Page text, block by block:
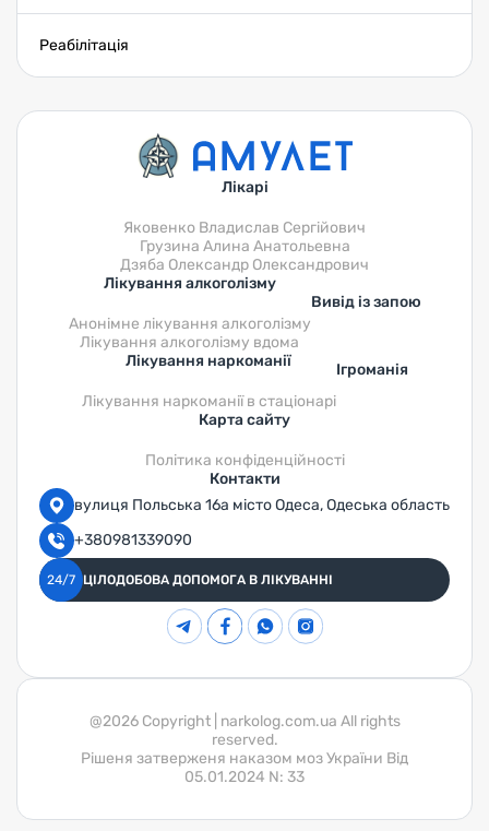
Реабілітація
Лікарі
Яковенко Владислав Сергійович
Грузина Алина Анатольевна
Дзяба Олександр Олександрович
Лікування алкоголізму
Анонімне лікування алкоголізму
Лікування алкоголізму вдома
Вивід із запою
Лікування наркоманії
Лікування наркоманії в стаціонарі
Ігроманія
Карта сайту
Політика конфіденційності
Контакти
вулиця Польська 16а місто Одеса, Одеська область
+380981339090
24/7 ЦІЛОДОБОВА ДОПОМОГА В ЛІКУВАННІ
@2026 Copyright | narkolog.com.ua All rights
reserved.
Pішеня затверженя наказом моз України Biд
05.01.2024 N: 33